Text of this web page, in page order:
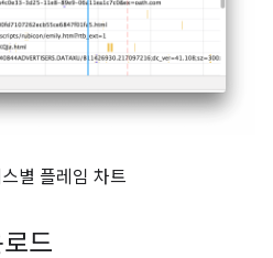
별 플레임 차트
드